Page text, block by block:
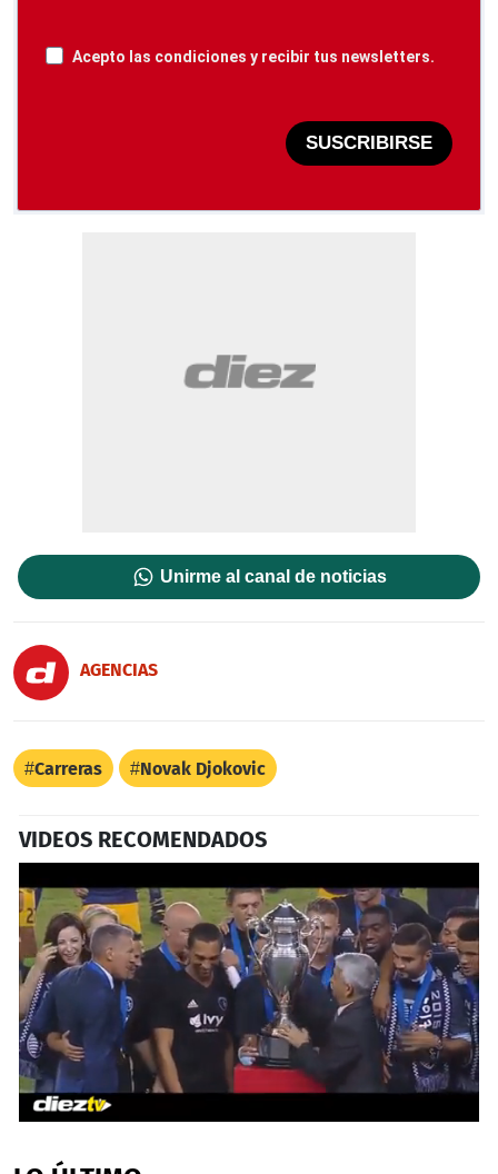
Acepto las condiciones y recibir tus newsletters.
SUSCRIBIRSE
Unirme al canal de noticias
AGENCIAS
Carreras Novak Djokovic
VIDEOS RECOMENDADOS
of